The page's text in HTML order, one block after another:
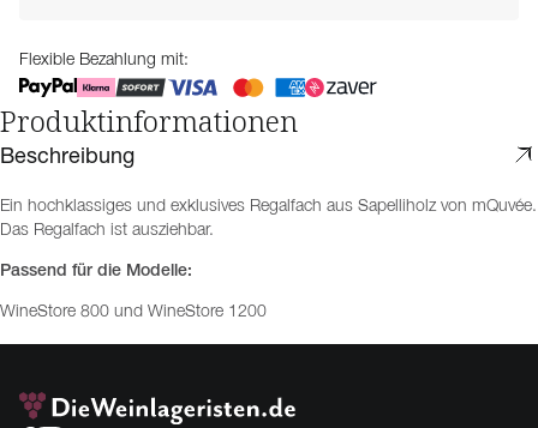
Flexible Bezahlung mit:
Produktinformationen
Beschreibung
Ein hochklassiges und exklusives Regalfach aus Sapelliholz von mQuvée.
Das Regalfach ist ausziehbar.
Passend für die Modelle:
WineStore 800 und WineStore 1200